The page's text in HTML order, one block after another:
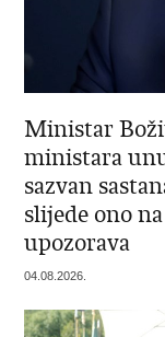
Ministar
ministara
sazvan
slijede ono
upozorava
04.08.2026.